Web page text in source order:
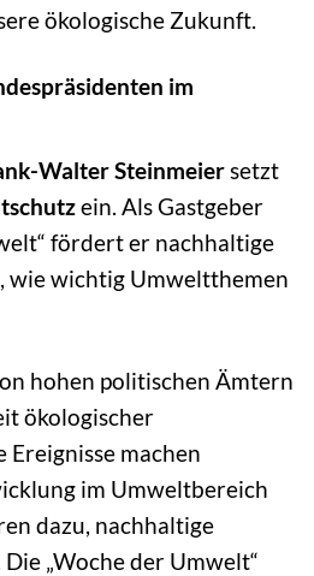
ökologische Zukunft.
im
Walter Steinmeier setzt
ein. Als Gastgeber
fördert er nachhaltige
wie wichtig Umweltthemen
hohen politischen Ämtern
ökologischer
Ereignisse machen
im Umweltbereich
dazu, nachhaltige
„Woche der Umwelt“